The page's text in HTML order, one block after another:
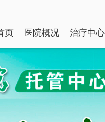
页 医院概况 治疗中心